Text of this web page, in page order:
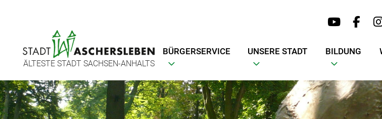
ÄLTESTE STADT SACHSEN-ANHALTS
BÜRGERSERVICE UNSERE STADT BILDUNG